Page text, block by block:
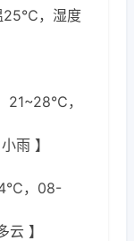
25℃，湿度
21~28℃，
雨 】
，08-
】